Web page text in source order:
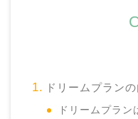
ドリームプラン
ドリームプラ